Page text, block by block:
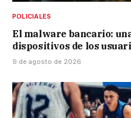
POLICIALES
El malware bancario:
dispositivos de los
9 de agosto de 2026